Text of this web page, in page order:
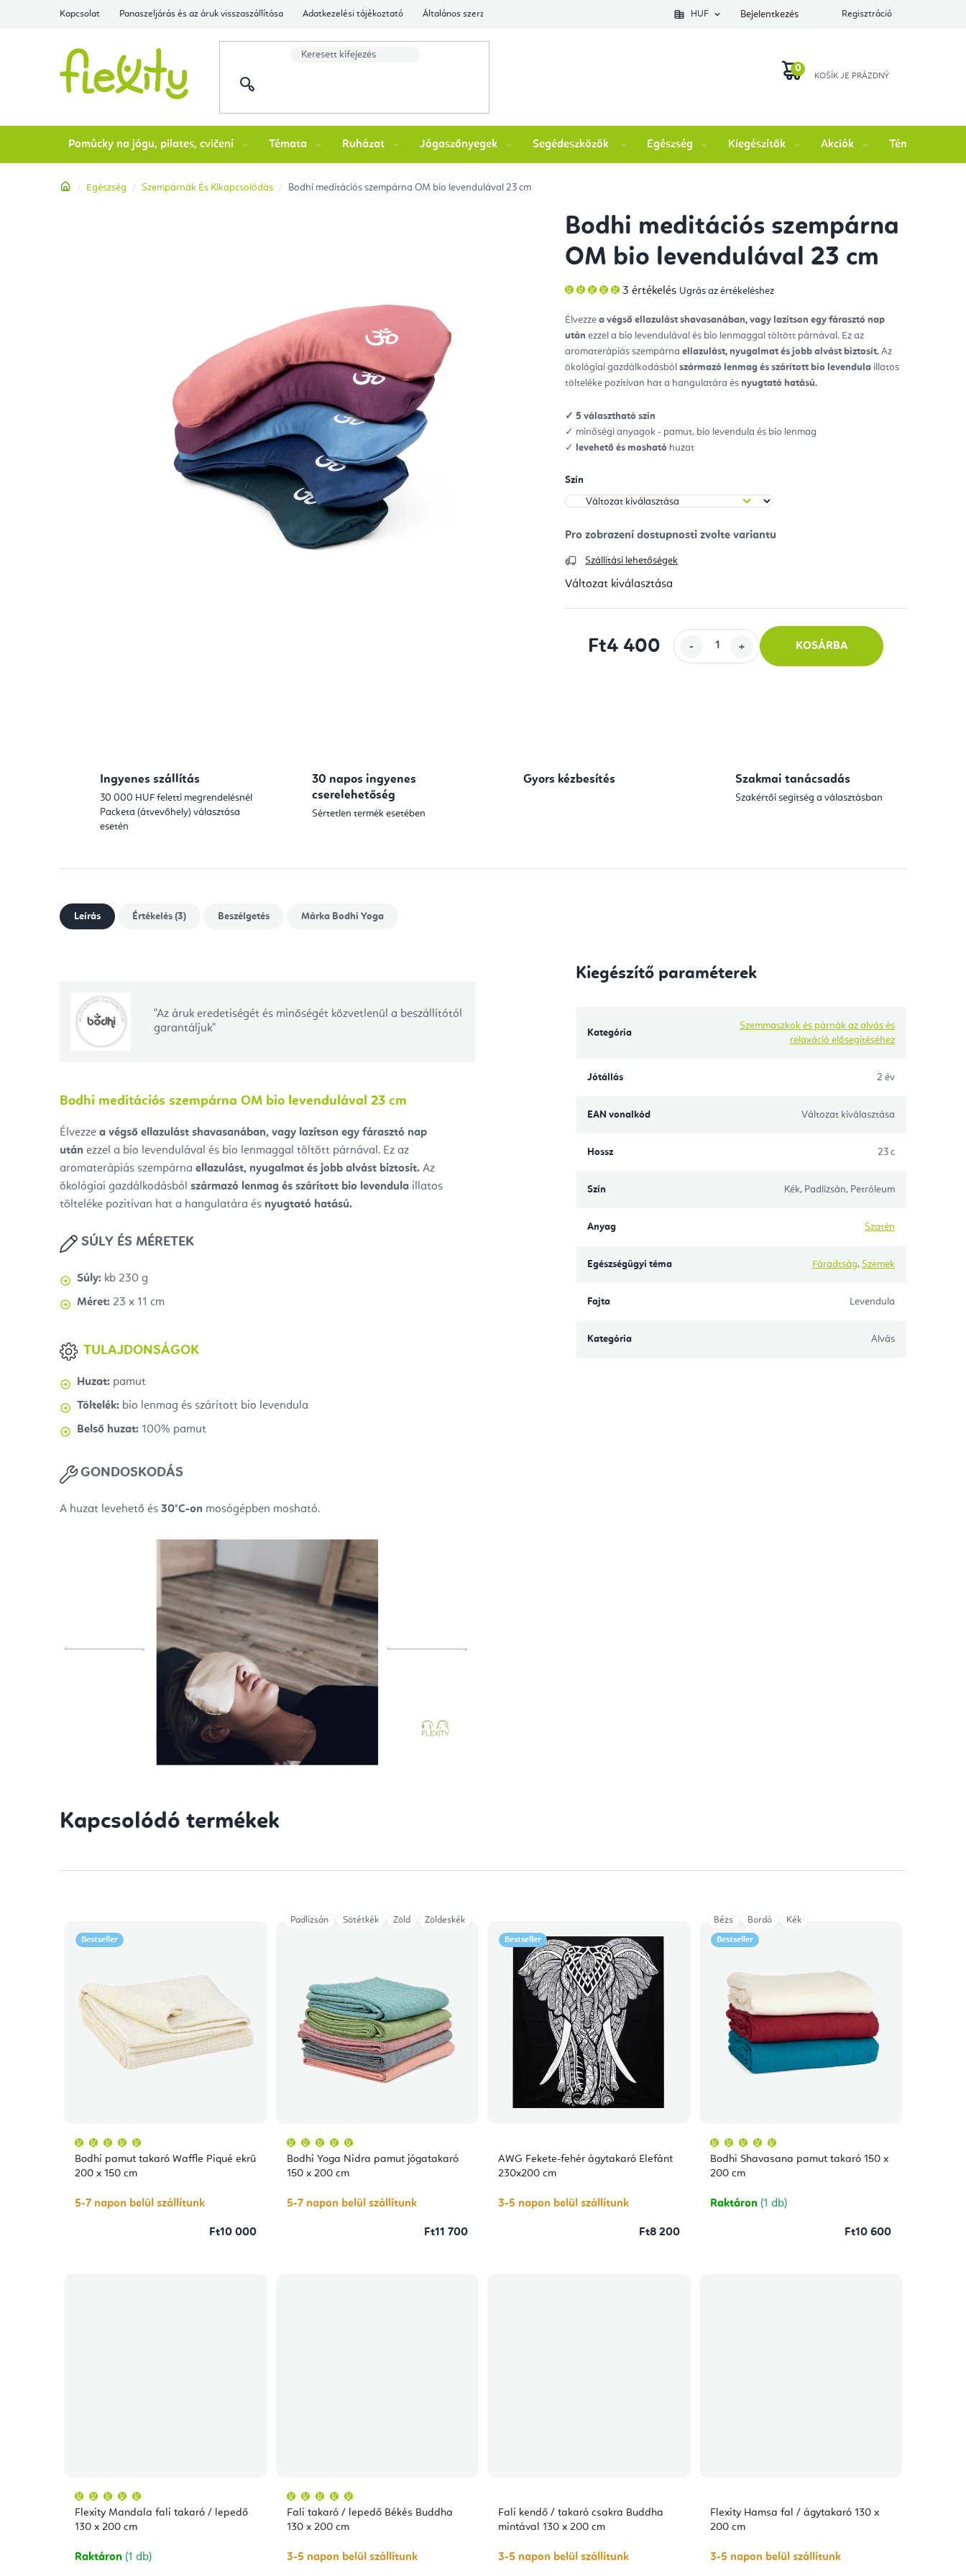
Kapcsolat Panaszeljárás és az áruk visszaszállítása Adatkezelési tájékoztató Általános szerződési feltételek Ellenőrizze a rendelés állapotátHUF Bejelentkezés Regisztráció
Pomůcky na jógu, pilates, cvičení Témata Ruházat Jógaszőnyegek Segédeszközök Egészség Kiegészítők Akciók Témák
Kezdőlap
Egészség Szempárnák És Kikapcsolódás Bodhi meditációs szempárna OM bio levendulával 23 cm
Bodhi meditációs szempárna
OM bio levendulával 23 cm
A
termék
5-
ből
5,0
csillag.
3 értékelés Ugrás az értékeléshez
Élvezzea végső ellazulást shavasanában, vagy lazítson egy fárasztó nap
után ezzel a bio levendulával és bio lenmaggal töltött párnával. Ez az
aromaterápiás szempárnaellazulást, nyugalmat és jobb alvást biztosít. Az
ökológiai gazdálkodásbólszármazó lenmag és szárított bio levendula illatos
tölteléke pozitívan hat a hangulatára és nyugtató hatású.
✓ 5 választható szín
✓ minőségi anyagok - pamut, bio levendula és bio lenmag
✓ levehető és mosható huzat
Szín
Szállítási lehetőségek
Változat kiválasztása
Ft4 400 KOSÁRBA
Ingyenes szállítás
30 000 HUF feletti megrendelésnél
Packeta (átvevőhely) választása
esetén
30 napos ingyenes
cserelehetőség
Sértetlen termék esetében
Gyors kézbesítés Szakmai tanácsadás
Szakértői segítség a választásban
Leírás Értékelés (3) Beszélgetés Márka Bodhi Yoga
"Az áruk eredetiségét és minőségét közvetlenül a beszállítótól
garantáljuk"
Bodhi meditációs szempárna OM bio levendulával 23 cm
Élvezze a végső ellazulást shavasanában, vagy lazítson egy fárasztó nap
után ezzel a bio levendulával és bio lenmaggal töltött párnával. Ez az
aromaterápiás szempárna ellazulást, nyugalmat és jobb alvást biztosít. Az
ökológiai gazdálkodásból származó lenmag és szárított bio levendula illatos
tölteléke pozitívan hat a hangulatára és nyugtató hatású.
SÚLY ÉS MÉRETEK
Súly: kb 230 g
Méret: 23 x 11 cm
TULAJDONSÁGOK
Huzat: pamut
Töltelék: bio lenmag és szárított bio levendula
Belső huzat: 100% pamut
GONDOSKODÁS
A huzat levehető és 30°C-on mosógépben mosható.
Kiegészítő paraméterek
Kategória
Szemmaszkok és párnák az alvás és
relaxáció elősegítéséhez
Jótállás 2 év
EAN vonalkód Változat kiválasztása
Hossz 23 c
Szín Kék, Padlizsán, Petróleum
Anyag Szatén
Egészségügyi téma Fáradtság, Szemek
Fajta Levendula
Kategória Alvás
Kapcsolódó termékek
Bestseller
Bodhi pamut takaró Waffle Piqué ekrü
200 x 150 cm
átlagos
értékelése
csillag.
5-7 napon belül szállítunk
Ft10 000
Bodhi Yoga Nidra pamut jógatakaró
150 x 200 cm
átlagos
értékelése
csillag.
5-7 napon belül szállítunk
Ft11 700
Padlizsán Sötétkék Zöld Zöldeskék
Bestseller
AWG Fekete-fehér ágytakaró Elefánt
230x200 cm
3-5 napon belül szállítunk
Ft8 200
Bestseller
Bodhi Shavasana pamut takaró 150 x
200 cm
átlagos
értékelése
csillag.
Raktáron (1 db)
Ft10 600
Bézs Bordó Kék
Flexity Mandala fali takaró / lepedő
130 x 200 cm
átlagos
értékelése
csillag.
Raktáron (1 db)
Fali takaró / lepedő Békés Buddha
130 x 200 cm
átlagos
értékelése
csillag.
3-5 napon belül szállítunk
Fali kendő / takaró csakra Buddha
mintával 130 x 200 cm
3-5 napon belül szállítunk
Flexity Hamsa fal / ágytakaró 130 x
200 cm
3-5 napon belül szállítunk